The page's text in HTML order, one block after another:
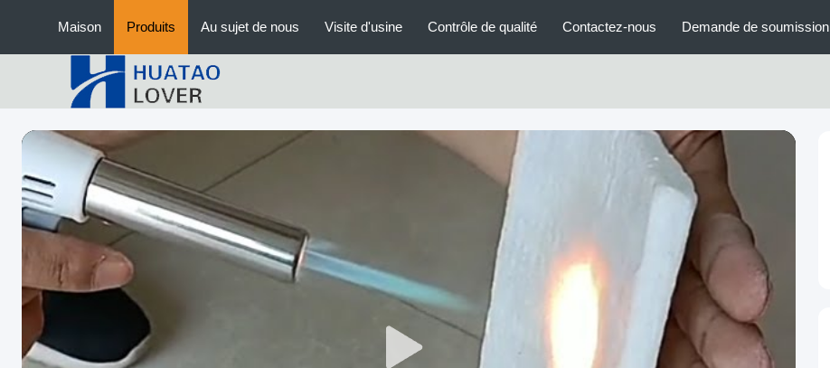
Maison Produits Au sujet de nous Visite d'usine Contrôle de qualité Contactez-nous Demande de soumission